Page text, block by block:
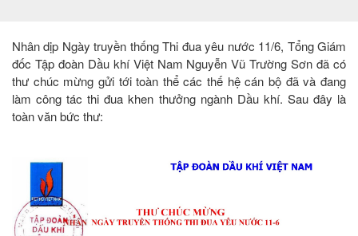
Nhân dịp Ngày truyền thống Thi đua yêu nước 11/6, Tổng Giám
đốc Tập đoàn Dầu khí Việt Nam Nguyễn Vũ Trường Sơn đã có
thư chúc mừng gửi tới toàn thể các thế hệ cán bộ đã và đang
làm công tác thi đua khen thưởng ngành Dầu khí. Sau đây là
toàn văn bức thư: